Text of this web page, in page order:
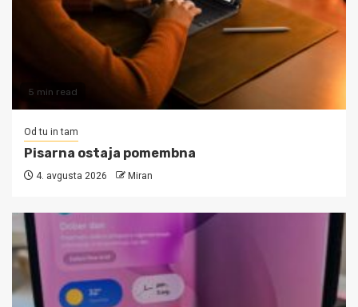
5 min read
Od tu in tam
Pisarna ostaja pomembna
4. avgusta 2026 Miran